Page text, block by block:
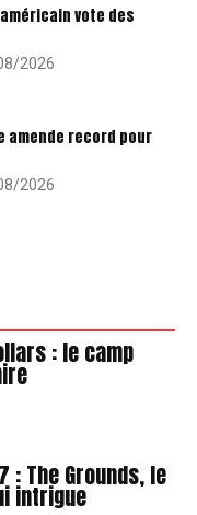
vote des
2026
amende record pour
2026
: le camp
: The Grounds, le
intrigue